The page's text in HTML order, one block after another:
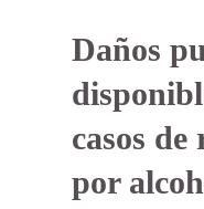
Daños
casos
por